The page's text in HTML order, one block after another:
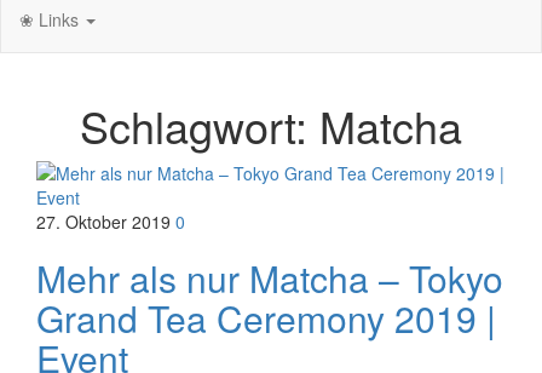
❀ Links
Schlagwort: Matcha
27. Oktober 2019 0
Mehr als nur Matcha – Tokyo
Grand Tea Ceremony 2019 |
Event